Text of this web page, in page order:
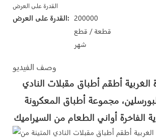
القدرة على العرض
القدرة على العرض: 200000
قطعة / قطع
شهر
وصف الفيديو
الغربية أطقم أطباق مقبلات النادي
مجموعة أطباق المعكرونة